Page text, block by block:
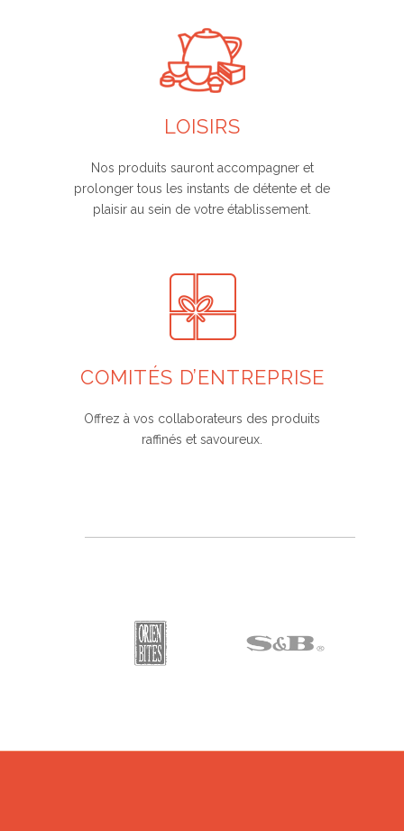
LOISIRS
Nos produits sauront accompagner et
prolonger tous les instants de détente et de
plaisir au sein de votre établissement.
COMITÉS D’ENTREPRISE
Offrez à vos collaborateurs des produits
raffinés et savoureux.